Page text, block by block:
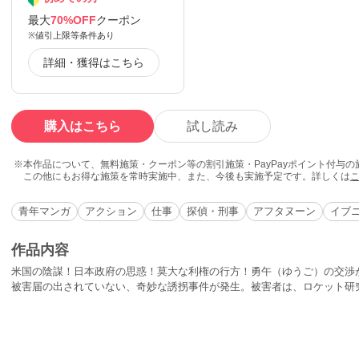
最大70%OFFクーポン
※値引上限等条件あり
詳細・獲得はこちら
購入はこちら 試し読み
本作品について、無料施策・クーポン等の割引施策・PayPayポイント付与
この他にもお得な施策を常時実施中、また、今後も実施予定です。詳しくは
青年マンガ アクション 仕事 探偵・刑事 アフタヌーン イブ
作品内容
米国の陰謀！日本政府の思惑！莫大な利権の行方！勇午（ゆうご）の交
被害届の出されていない、奇妙な誘拐事件が発生。被害者は、ロケット